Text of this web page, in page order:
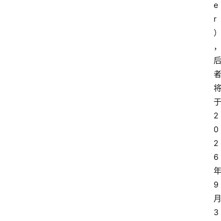
e
r
）
，
后
者
将
于
2
0
2
6
年
9
月
3